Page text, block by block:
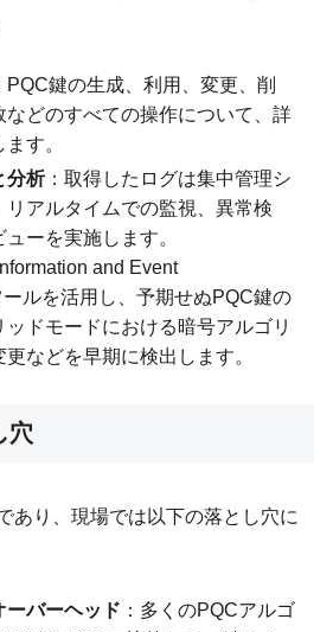
PQC鍵の生成、利用、変更、削
などのすべての操作について、詳
す。
分析：取得したログは集中管理シ
リアルタイムでの監視、異常検
ーを実施します。
and Event
ルを活用し、予期せぬPQC鍵の
ドモードにおける暗号アルゴリ
などを早期に検出します。
穴
あり、現場では以下の落とし穴に
ーバーヘッド ：多くのPQCアルゴ